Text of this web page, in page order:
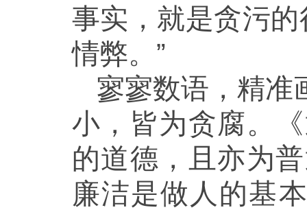
事实，就是贪污
情弊。”
寥寥数语，精准
小，皆为贪腐。
的道德，且亦为
廉洁是做人的基